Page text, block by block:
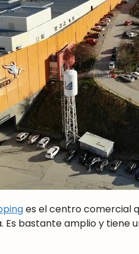
es el centro comercial
Es bastante amplio y